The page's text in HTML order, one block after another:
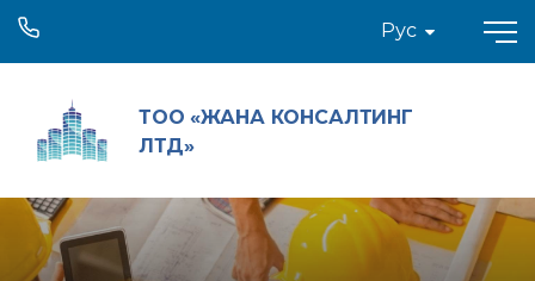
ТОО «ЖАНА КОНСАЛТИНГ
ЛТД»
Рус